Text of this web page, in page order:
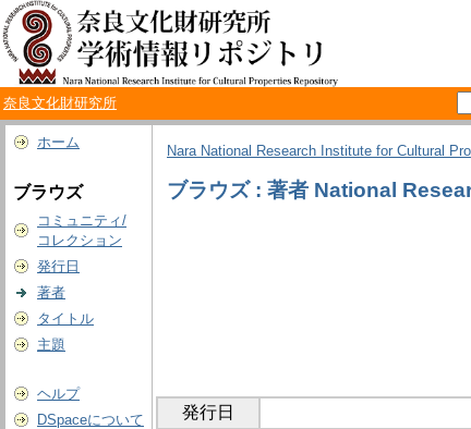
奈良文化財研究所
ホーム
ブラウズ
コミュニティ/
コレクション
発行日
著者
タイトル
主題
ヘルプ
DSpaceについて
Nara National Research Institute for Cultural
ブラウズ : 著者 National
発行日